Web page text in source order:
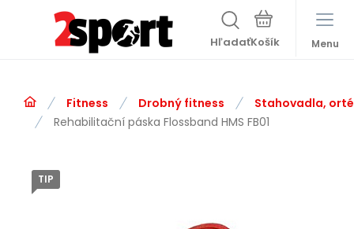
Hľadať Menu
Fitness Drobný fitness
Stahovadla,
Rehabilitační páska Flossband HMS FB01
TIP